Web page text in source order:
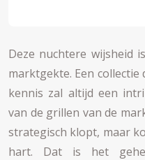
Deze nuchtere wijsheid
marktgekte. Een
kennis zal altijd een
van de grillen van de
strategisch klopt, maar
hart. Dat is het